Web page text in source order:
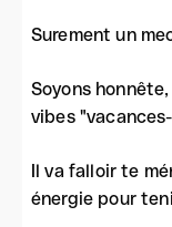
Surement un
Soyons
vibes
Il va falloir te
énergie pour